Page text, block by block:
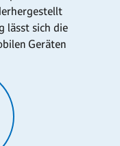
lässt sich die
Geräten